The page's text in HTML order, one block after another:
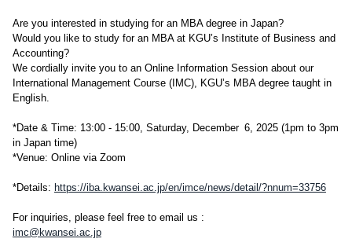
Are you interested in studying for an MBA degree in Japan?
Would you like to study for an MBA at KGU’s Institute of Business and
Accounting?
We cordially invite you to an Online Information Session about our
International Management Course (IMC), KGU’s MBA degree taught in
English.
*Date & Time: 13:00 - 15:00, Saturday, December 6, 2025 (1pm to 3pm
in Japan time)
*Venue: Online via Zoom
*Details: https://iba.kwansei.ac.jp/en/imce/news/detail/?nnum=33756
For inquiries, please feel free to email us :
imc@kwansei.ac.jp